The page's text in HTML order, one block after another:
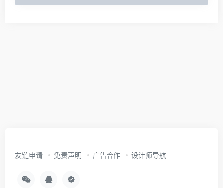
友链申请 免责声明 广告合作 设计师导航